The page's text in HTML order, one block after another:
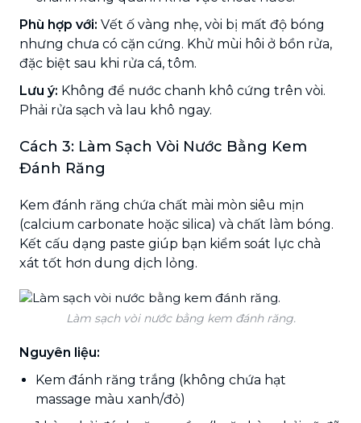
Phù hợp với: Vết ố vàng nhẹ, vòi bị mất độ bóng
nhưng chưa có cặn cứng. Khử mùi hôi ở bồn rửa,
đặc biệt sau khi rửa cá, tôm.
Lưu ý: Không để nước chanh khô cứng trên vòi.
Phải rửa sạch và lau khô ngay.
Cách 3: Làm Sạch Vòi Nước Bằng Kem
Đánh Răng
Kem đánh răng chứa chất mài mòn siêu mịn
(calcium carbonate hoặc silica) và chất làm bóng.
Kết cấu dạng paste giúp bạn kiểm soát lực chà
xát tốt hơn dung dịch lỏng.
Làm sạch vòi nước bằng kem đánh răng.
Nguyên liệu:
Kem đánh răng trắng (không chứa hạt
massage màu xanh/đỏ)